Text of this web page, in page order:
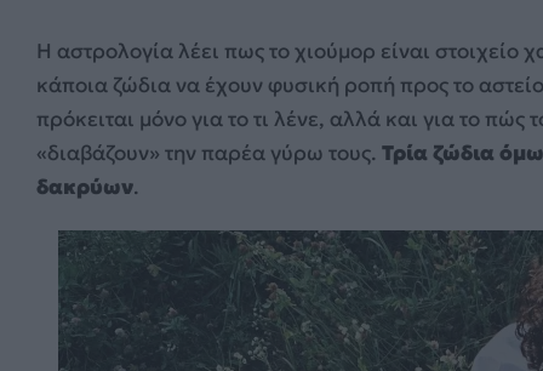
Η αστρολογία λέει πως το χιούμορ είναι
κάποια ζώδια να έχουν φυσική ροπή προς το
πρόκειται μόνο για το τι λένε, αλλά και για το πώς
«διαβάζουν» την παρέα γύρω τους. Τρία ζώδια
δακρύων.